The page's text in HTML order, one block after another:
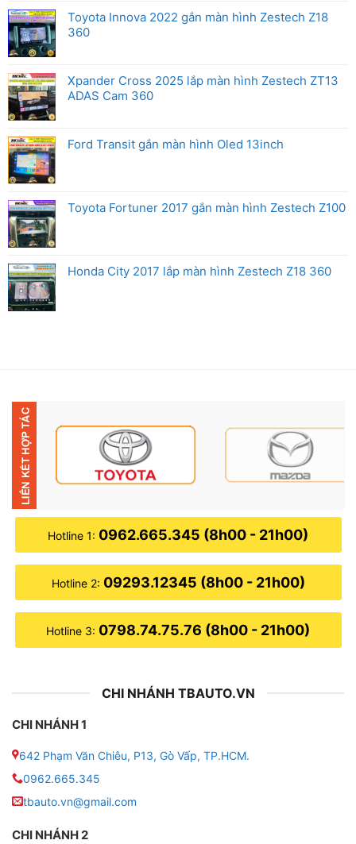
Toyota Innova 2022 gắn màn hình Zestech Z18
360
Xpander Cross 2025 lắp màn hình Zestech ZT13
ADAS Cam 360
Ford Transit gắn màn hình Oled 13inch
Toyota Fortuner 2017 gắn màn hình Zestech Z100
Honda City 2017 lắp màn hình Zestech Z18 360
Hotline 1: 0962.665.345 (8h00 - 21h00)
Hotline 2: 09293.12345 (8h00 - 21h00)
Hotline 3: 0798.74.75.76 (8h00 - 21h00)
CHI NHÁNH TBAUTO.VN
CHI NHÁNH 1
642 Phạm Văn Chiêu, P13, Gò Vấp, TP.HCM.
0962.665.345
tbauto.vn@gmail.com
CHI NHÁNH 2